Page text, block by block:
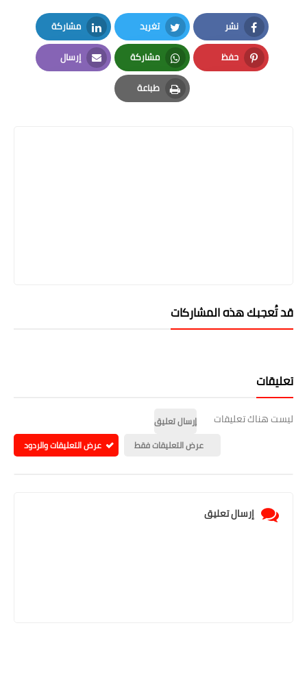
نشر
Facebook
تغريد
Twitter
مشاركة
LinkedIn
حفظ
Pinterest
مشاركة
Whatsapp
إرسال
Email
طباعة
Print
قد تُعجبك هذه المشاركات
تعليقات
ليست هناك تعليقات
إرسال تعليق
عرض التعليقات فقط
عرض التعليقات والردود
إرسال تعليق